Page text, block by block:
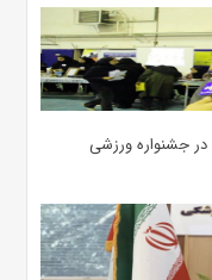
در جشنواره ورزشی